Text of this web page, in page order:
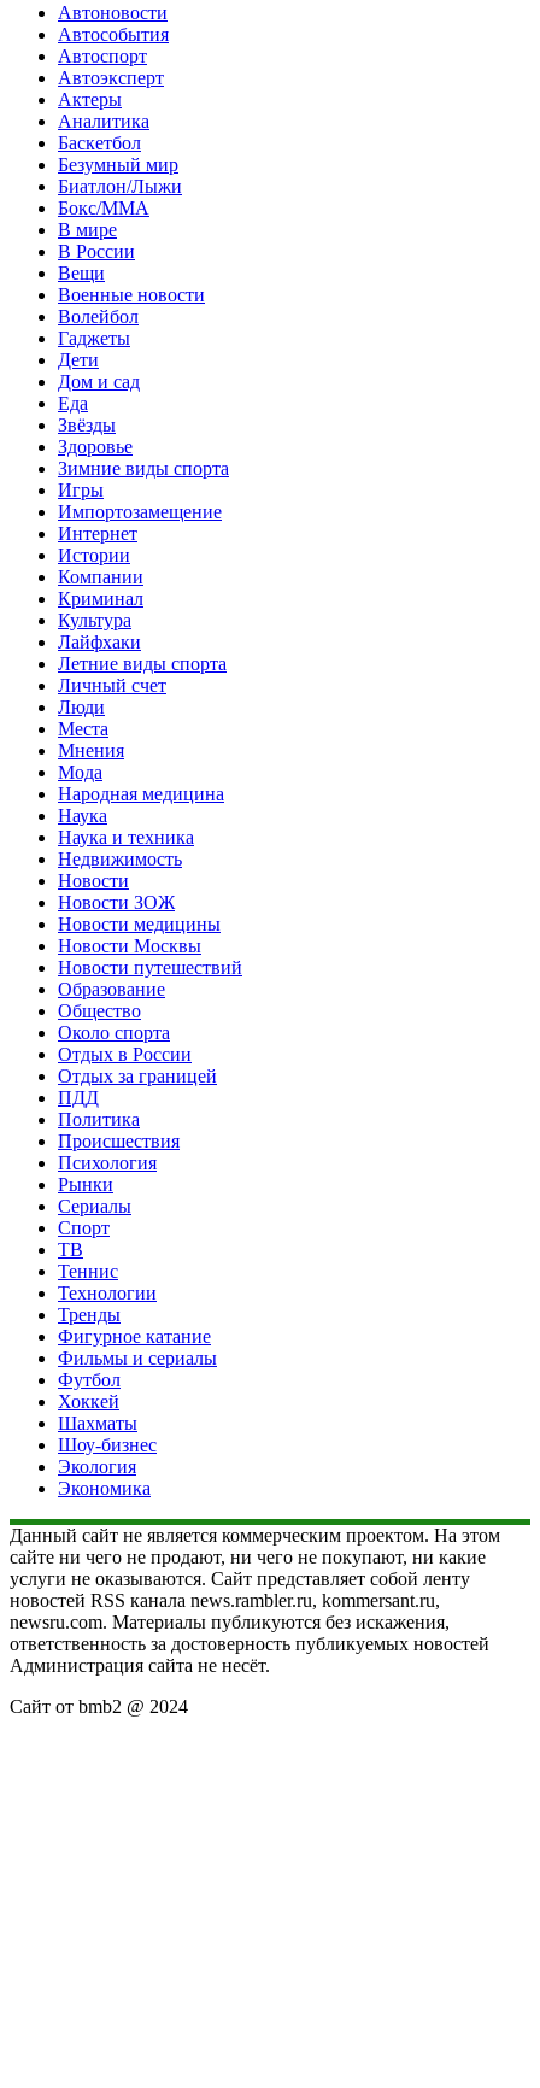
Автоновости
Автособытия
Автоспорт
Автоэксперт
Актеры
Аналитика
Баскетбол
Безумный мир
Биатлон/Лыжи
Бокс/MMA
В мире
В России
Вещи
Военные новости
Волейбол
Гаджеты
Дети
Дом и сад
Еда
Звёзды
Здоровье
Зимние виды спорта
Игры
Импортозамещение
Интернет
Истории
Компании
Криминал
Культура
Лайфхаки
Летние виды спорта
Личный счет
Люди
Места
Мнения
Мода
Народная медицина
Наука
Наука и техника
Недвижимость
Новости
Новости ЗОЖ
Новости медицины
Новости Москвы
Новости путешествий
Образование
Общество
Около спорта
Отдых в России
Отдых за границей
ПДД
Политика
Происшествия
Психология
Рынки
Сериалы
Спорт
ТВ
Теннис
Технологии
Тренды
Фигурное катание
Фильмы и сериалы
Футбол
Хоккей
Шахматы
Шоу-бизнес
Экология
Экономика
Данный сайт не является коммерческим проектом. На этом
сайте ни чего не продают, ни чего не покупают, ни какие
услуги не оказываются. Сайт представляет собой ленту
новостей RSS канала news.rambler.ru, kommersant.ru,
newsru.com. Материалы публикуются без искажения,
ответственность за достоверность публикуемых новостей
Администрация сайта не несёт.
Сайт от bmb2 @ 2024